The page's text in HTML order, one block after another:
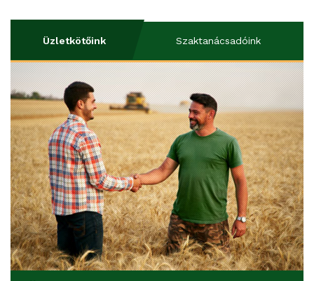
Üzletkötőink Szaktanácsadóink